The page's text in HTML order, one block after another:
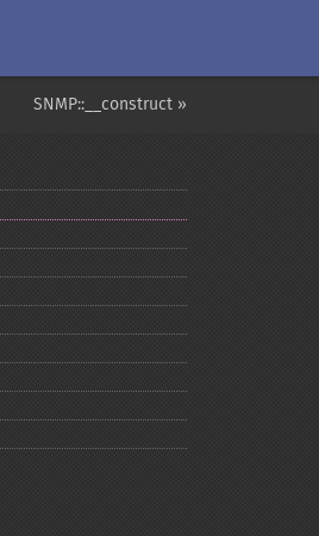
SNMP::__construct »